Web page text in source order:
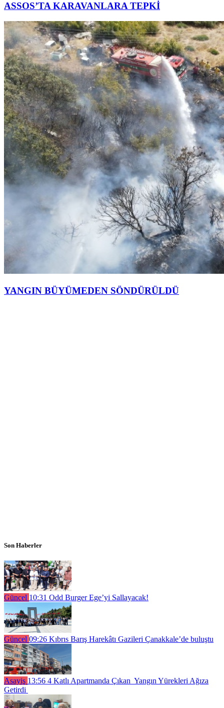
ASSOS’TA KARAVANLARA TEPKİ
YANGIN BÜYÜMEDEN SÖNDÜRÜLDÜ
Son Haberler
Güncel 10:31 Odd Burger Ege’yi Sallayacak!
Güncel 09:26 Kıbrıs Barış Harekâtı Gazileri Çanakkale’de buluştu
Asayiş 13:56 4 Katlı Apartmanda Çıkan Yangın Yürekleri Ağıza
Getirdi